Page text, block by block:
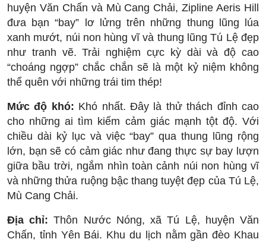
huyện Văn Chấn và Mù Cang Chải, Zipline Aeris Hill
đưa bạn “bay” lơ lửng trên những thung lũng lúa
xanh mướt, núi non hùng vĩ và thung lũng Tú Lệ đẹp
như tranh vẽ. Trải nghiệm cực kỳ dài và độ cao
“choáng ngợp” chắc chắn sẽ là một kỷ niệm không
thể quên với những trái tim thép!
Mức độ khó: Khó nhất. Đây là thử thách đỉnh cao
cho những ai tìm kiếm cảm giác mạnh tột độ. Với
chiều dài kỷ lục và việc “bay” qua thung lũng rộng
lớn, bạn sẽ có cảm giác như đang thực sự bay lượn
giữa bầu trời, ngắm nhìn toàn cảnh núi non hùng vĩ
và những thửa ruộng bậc thang tuyệt đẹp của Tú Lệ,
Mù Cang Chải.
Địa chỉ: Thôn Nước Nóng, xã Tú Lệ, huyện Văn
Chấn, tỉnh Yên Bái. Khu du lịch nằm gần đèo Khau